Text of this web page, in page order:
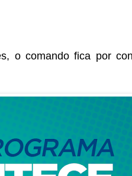
o comando fica por